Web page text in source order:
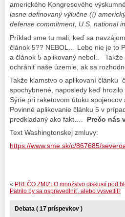
amerického Kongresového
jasne definovaný výlučne (!)
defense commitment, U.S. national
Príklad sme tu mali, keď sa
článok 5?? NEBOL… Lebo nie je to
a článok 5 aplikovaný nebol..
ochrániť naše územie, ak sa
Takže klamstvo o aplikovaní článku
spochybnené, naposledy keď
Sýrie pri raketovom útoku
Povinné aplikovanie článku 5 v
predkladaný ako fakt…. Prečo nás
Text Washingtonskej zmluvy:
https://www.sme.sk/c/867685/
« PREČO ZMIZLO množstvo diskusií pod
Patrilo by sa ospravedlniť, alebo vysvetliť!
Debata ( 17 príspevkov )